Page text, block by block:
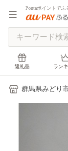
Pontaポイントでふ
返礼品 ラン
群馬県みどり